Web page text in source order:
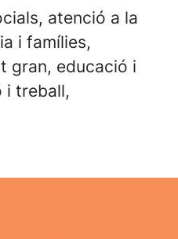
atenció a la
i famílies,
gran, educació i
i treball,